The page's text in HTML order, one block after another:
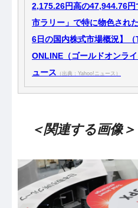
2,175.26円高の47,944.76
市ラリー」で特に物色され
6日の国内株式市場概況】
ONLINE（ゴールドオンラ
ュース （出典：Yahoo!ニュース）
＜関連する画像＞